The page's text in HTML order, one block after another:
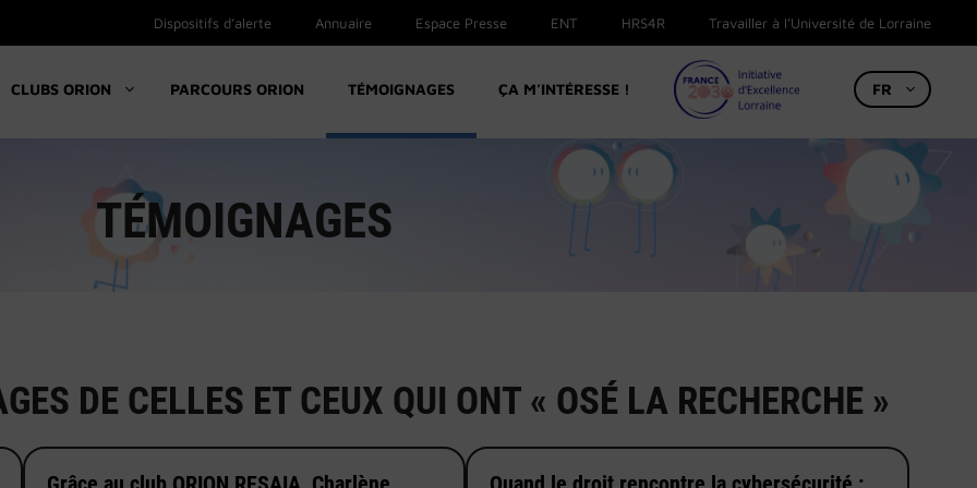
Dispositifs d’alerte Annuaire Espace Presse ENT HRS4R Travailler à l’Université de Lorraine
CLUBS ORION PARCOURS ORION TÉMOIGNAGES ÇA M’INTÉRESSE ! FR
TÉMOIGNAGES
DE CELLES ET CEUX QUI ONT « OSÉ LA RECHERCHE »